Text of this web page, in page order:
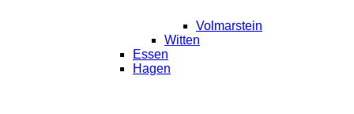
Volmarstein
Witten
Essen
Hagen